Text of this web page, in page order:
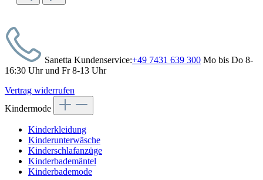
Sanetta Kundenservice:+49 7431 639 300 Mo bis Do 8-
16:30 Uhr und Fr 8-13 Uhr
Vertrag widerrufen
Kindermode
Kinderkleidung
Kinderunterwäsche
Kinderschlafanzüge
Kinderbademäntel
Kinderbademode